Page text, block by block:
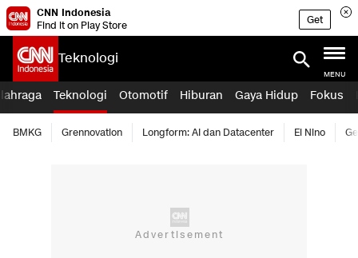
CNN Indonesia
Find it on Play Store
Get
Teknologi
MENU
Teknologi Otomotif Hiburan Gaya Hidup Fokus
BMKG Grennovation Longform: AI dan Datacenter El Nino